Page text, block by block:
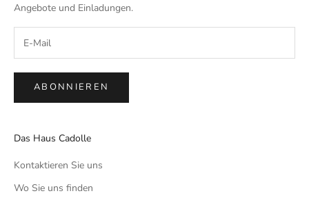
Angebote und Einladungen.
ABONNIEREN
Das Haus Cadolle
Kontaktieren Sie uns
Wo Sie uns finden